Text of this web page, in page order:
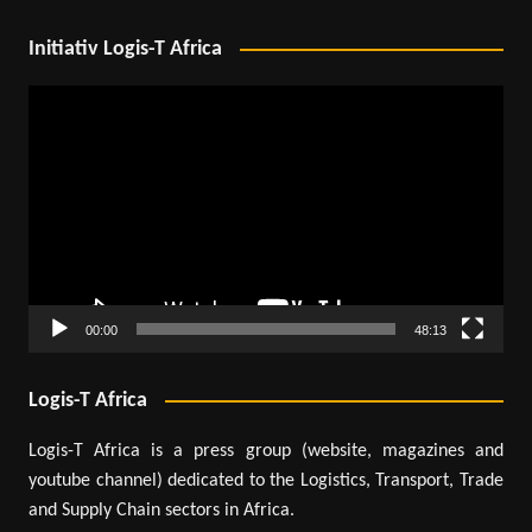
Initiativ Logis-T Africa
00:00 48:13
Logis-T Africa
Logis-T Africa is a press group (website, magazines and
youtube channel) dedicated to the Logistics, Transport, Trade
and Supply Chain sectors in Africa.